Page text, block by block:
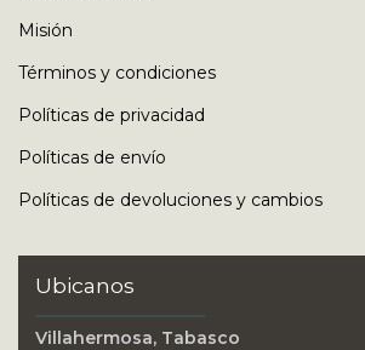
Misión
Términos y condiciones
Políticas de privacidad
Políticas de envío
Políticas de devoluciones y cambios
Ubicanos
Villahermosa, Tabasco